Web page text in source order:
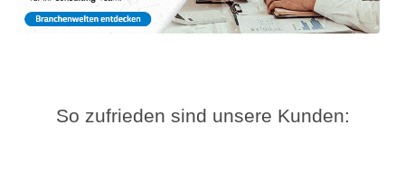
So zufrieden sind unsere Kunden: